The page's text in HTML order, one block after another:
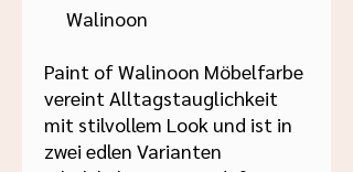
Walinoon
Paint of Walinoon Möbelfarbe
vereint Alltagstauglichkeit
mit stilvollem Look und ist in
zwei edlen Varianten